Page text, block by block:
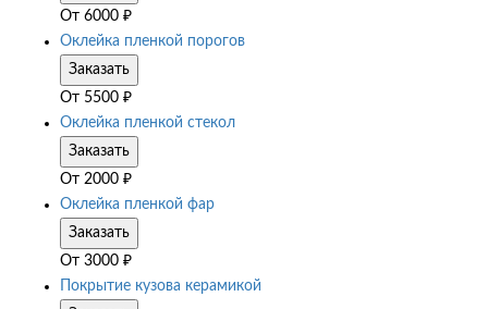
От 6000 ₽
Оклейка пленкой порогов
Заказать
От 5500 ₽
Оклейка пленкой стекол
Заказать
От 2000 ₽
Оклейка пленкой фар
Заказать
От 3000 ₽
Покрытие кузова керамикой